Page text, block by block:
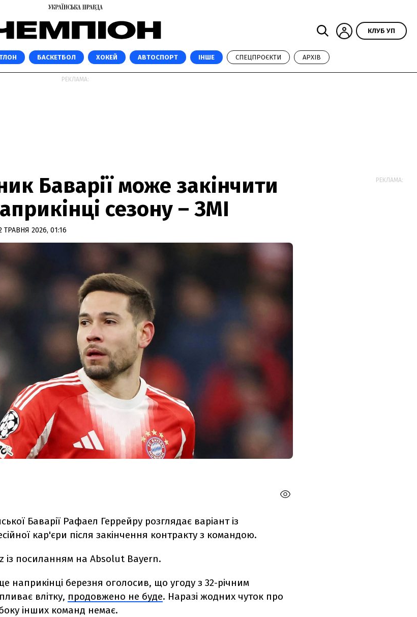
КЛУБ УП
БАСКЕТБОЛ ХОКЕЙ АВТОСПОРТ ІНШЕ СПЕЦПРОЄКТИ АРХІВ
РЕКЛАМА:
Баварії може закінчити
сезону – ЗМІ
ТРАВНЯ 2026, 01:16
Баварії Рафаел Геррейру розглядає варіант із
кар'єри після закінчення контракту з командою.
із посиланням на Absolut Bayern.
наприкінці березня оголосив, що угоду з 32-річним
влітку, продовжено не буде. Наразі жодних чуток про
інших команд немає.
РЕКЛАМА: